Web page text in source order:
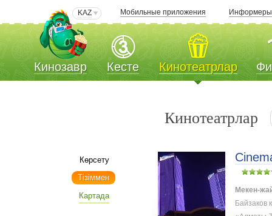
KAZ Мобильные приложения Информеры
Кинозавр Кесте Кинотеатрлар
Кинотеатрлар
Көрсету
Тізіммен
Картада
Мекен-
Байзаков